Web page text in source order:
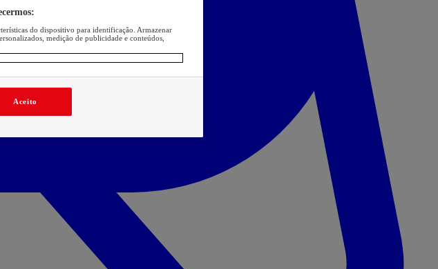
do dispositivo para identificação. Armazenar
medição de publicidade e conteúdos,
Aceito